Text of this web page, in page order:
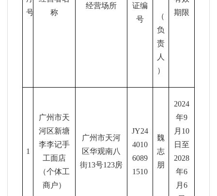
号
称
经营场所
证编
号
（
负
责
人
）
期限
1
广州市天
河区新塘
李李记手
工面店
（个体工
商户）
广州市天河
区华观南八
街13号123房
JY24
4010
6089
1510
魏
志
朋
2024
年9
月10
日至
2028
年6
月6